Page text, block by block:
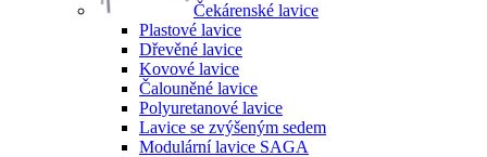
Čekárenské lavice
Plastové lavice
Dřevěné lavice
Kovové lavice
Čalouněné lavice
Polyuretanové lavice
Lavice se zvýšeným sedem
Modulární lavice SAGA